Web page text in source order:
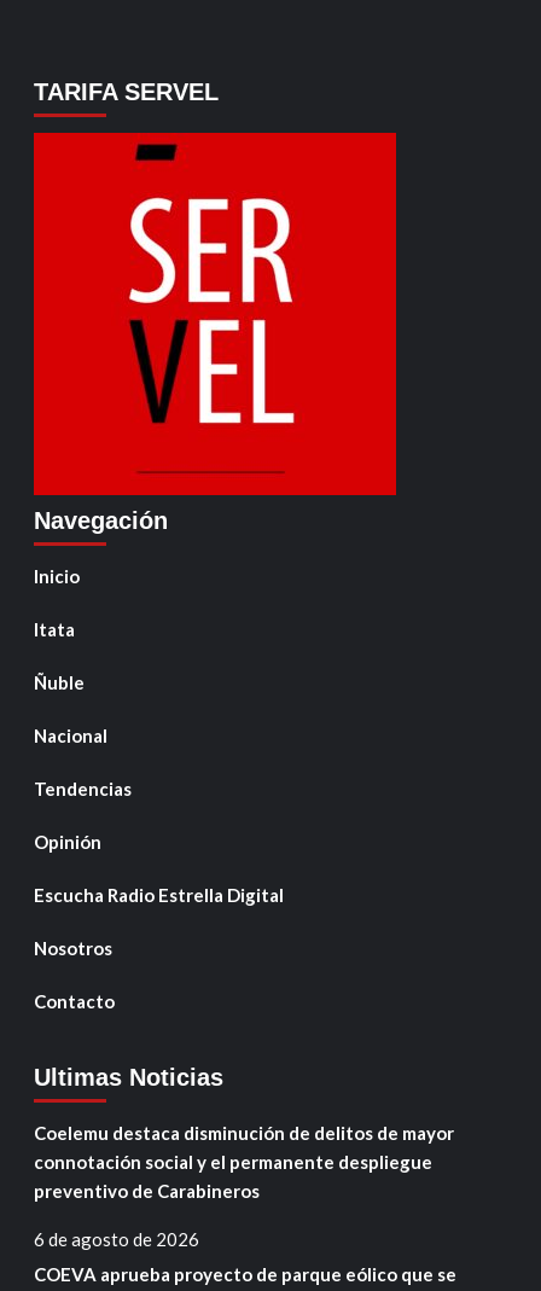
TARIFA SERVEL
Navegación
Inicio
Itata
Ñuble
Nacional
Tendencias
Opinión
Escucha Radio Estrella Digital
Nosotros
Contacto
Ultimas Noticias
Coelemu destaca disminución de delitos de mayor
connotación social y el permanente despliegue
preventivo de Carabineros
6 de agosto de 2026
COEVA aprueba proyecto de parque eólico que se